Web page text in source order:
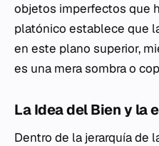
objetos imperfectos que
platónico establece que
en este plano superior,
es una mera sombra o
La Idea del Bien y la
Dentro de la jerarquía de